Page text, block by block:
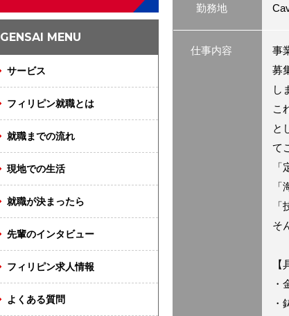
勤務地
仕事内容
事
募
し
こ
と
て
そ
【
・
・
GENSAI MENU
サービス
フィリピン就職とは
就職までの流れ
現地での生活
就職が決まったら
先輩のインタビュー
フィリピン求人情報
よくある質問